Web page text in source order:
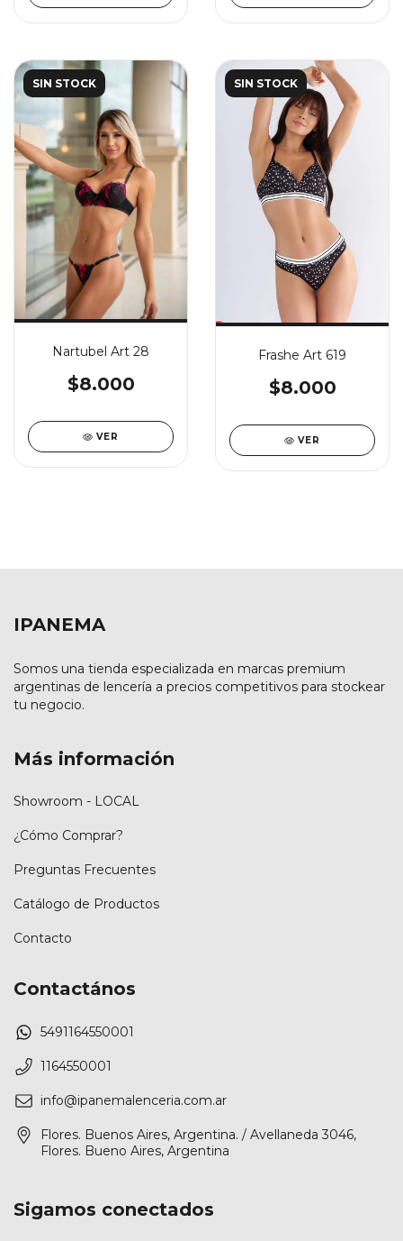
SIN STOCK
Nartubel Art 28
$8.000
VER
SIN STOCK
Frashe Art 619
$8.000
VER
IPANEMA
Somos una tienda especializada en marcas premium
argentinas de lencería a precios competitivos para stockear
tu negocio.
Más información
Showroom - LOCAL
¿Cómo Comprar?
Preguntas Frecuentes
Catálogo de Productos
Contacto
Contactános
5491164550001
1164550001
info@ipanemalenceria.com.ar
Flores. Buenos Aires, Argentina. / Avellaneda 3046,
Flores. Bueno Aires, Argentina
Sigamos conectados